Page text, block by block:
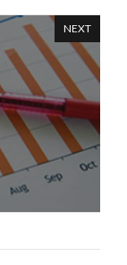
NEXT